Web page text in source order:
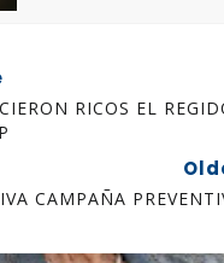
RICOS EL
CAMPAÑA